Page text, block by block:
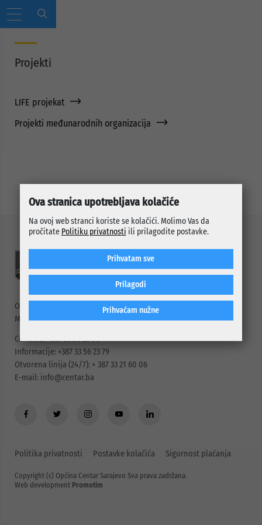
Projekti
LIFE projekat
Projekti međunarodnih organizacija
Općina Centar Sarajevo
Mis Irbina 1, 71000 Sarajevo, BiH
Centrala: +387 33 56 23 00
Informacije: +387 33 56 23 79
Otvorena linija (24/7): + 387 33 21 60 06
E-mail: info@centar.ba
Politika privatnosti Postavke kolačića Sigurnost plaćanja
Copyright (c) Općina Centar Sarajevo Sva prava zadržana.
Web development Promotim
Ova stranica upotrebljava kolačiće
Na ovoj web stranci koriste se kolačići. Molimo Vas da
pročitate Politiku privatnosti ili prilagodite postavke.
Prihvaćam nužne
Prilagodi
Prihvatam sve